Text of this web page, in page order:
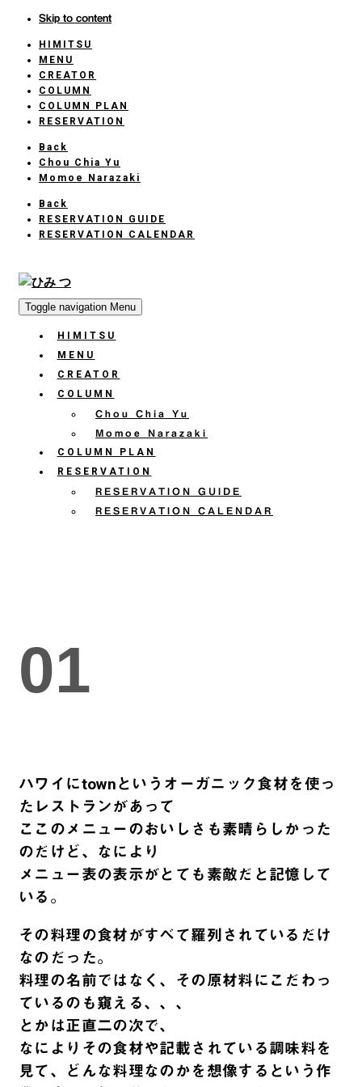
Skip to content
HOME
HIMITSU
MENU
CREATOR
COLUMN
COLUMN PLAN
RESERVATION
Back
Chou Chia Yu
Momoe Narazaki
Back
RESERVATION GUIDE
RESERVATION CALENDAR
Toggle navigation Menu
HIMITSU
MENU
CREATOR
COLUMN
Chou Chia Yu
Momoe Narazaki
COLUMN PLAN
RESERVATION
RESERVATION GUIDE
RESERVATION CALENDAR
01
ハワイにtownというオーガニック食材を使っ
たレストランがあって
ここのメニューのおいしさも素晴らしかった
のだけど、なにより
メニュー表の表示がとても素敵だと記憶して
いる。
その料理の食材がすべて羅列されているだけ
なのだった。
料理の名前ではなく、その原材料にこだわっ
ているのも窺える、、、
とかは正直二の次で、
なによりその食材や記載されている調味料を
見て、どんな料理なのかを想像するという作